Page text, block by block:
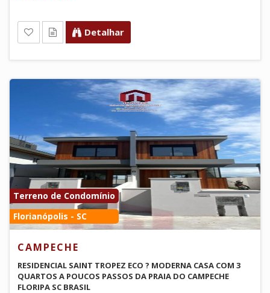
Detalhar
Terreno de Condomínio
Florianópolis - SC
CAMPECHE
RESIDENCIAL SAINT TROPEZ ECO ? MODERNA CASA COM 3
QUARTOS A POUCOS PASSOS DA PRAIA DO CAMPECHE
FLORIPA SC BRASIL